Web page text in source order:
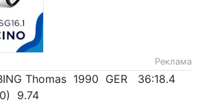
Реклама
Thomas 1990 GER 36:18.4
9.74